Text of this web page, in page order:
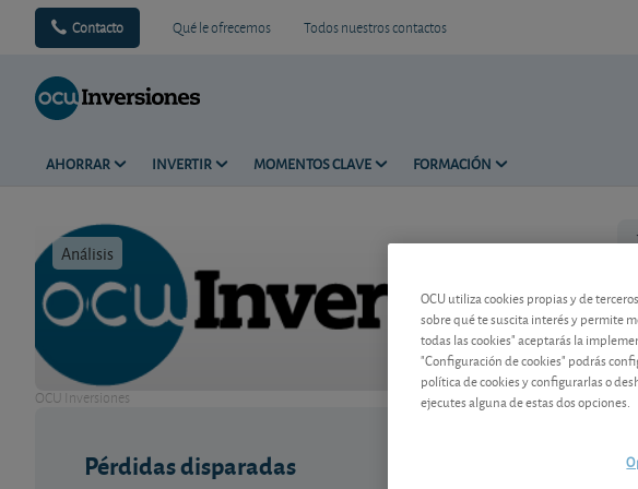
Contacto Qué le ofrecemos Todos nuestros contactos
AHORRAR INVERTIR MOMENTOS CLAVE FORMACIÓN
Análisis
OCU Inversiones
Pérdidas disparadas
OCU utiliza cookies propias y de
sobre qué te suscita interés y permite
todas las cookies" aceptarás la
"Configuración de cookies" podrás
política de cookies y configurarlas o
ejecutes alguna de estas dos opciones.